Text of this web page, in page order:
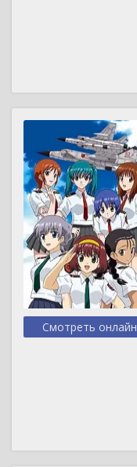
Смотреть онлайн